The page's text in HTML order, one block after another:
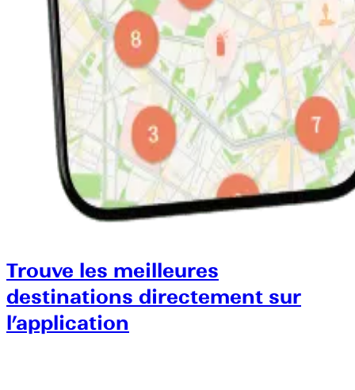
Trouve les meilleures
destinations directement sur
l’application